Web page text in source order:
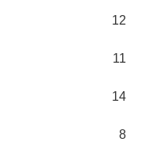
12
11
14
8